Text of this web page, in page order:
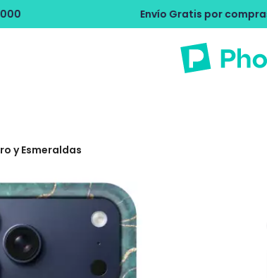
Envío Gratis por compras de $150.000
y Esmeraldas